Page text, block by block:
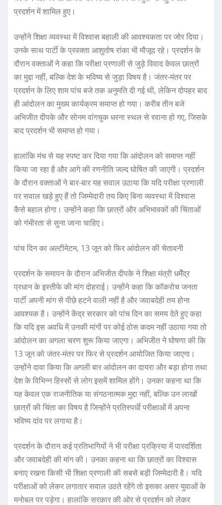
प्रदर्शन में शामिल हुए।
उन्होंने शिक्षा व्यवस्था में विश्वास बहाली की आवश्यकता पर जोर दिया।
उनके साथ पार्टी के प्रवक्ता आशुतोष रांका भी मौजूद रहे। प्रदर्शन के
दौरान वक्ताओं ने कहा कि परीक्षा प्रणाली से जुड़े विवाद केवल छात्रों
का मुद्दा नहीं, बल्कि देश के भविष्य से जुड़ा विषय है। जंतर-मंतर पर
प्रदर्शन के लिए शाम पांच बजे तक अनुमति दी गई थी, लेकिन दोपहर बाद
ही आंदोलन का मुख्य कार्यक्रम समाप्त हो गया। करीब तीन बजे
अभिजीत दीपके और सोनम वांगचुक धरना स्थल से रवाना हो गए, जिसके
बाद प्रदर्शन भी समाप्त हो गया।
हालांकि मंच से यह स्पष्ट कर दिया गया कि आंदोलन को समाप्त नहीं
किया जा रहा है और आगे की रणनीति जल्द घोषित की जाएगी। प्रदर्शन
के दौरान वक्ताओं ने बार-बार यह सवाल उठाया कि यदि परीक्षा प्रणाली
पर सवाल खड़े हुए हैं तो जिम्मेदारी तय किए बिना व्यवस्था में विश्वास
कैसे बहाल होगा। उन्होंने कहा कि छात्रों और अभिभावकों की चिंताओं
को गंभीरता से सुना जाना चाहिए।
पांच दिन का अल्टीमेटम, 13 जून को फिर आंदोलन की चेतावनी
प्रदर्शन के समापन के दौरान अभिजीत दीपके ने शिक्षा मंत्री धर्मेंद्र
प्रधान के इस्तीफे की मांग दोहराई। उन्होंने कहा कि कॉकरोच जनता
पार्टी अपनी मांग से पीछे हटने वाली नहीं है और जवाबदेही तय होना
आवश्यक है। उन्होंने केंद्र सरकार को पांच दिन का समय देते हुए कहा
कि यदि इस अवधि में उनकी मांगों पर कोई ठोस कदम नहीं उठाया गया तो
आंदोलन का अगला चरण शुरू किया जाएगा। अभिजीत ने घोषणा की कि
13 जून को जंतर-मंतर पर फिर से प्रदर्शन आयोजित किया जाएगा।
उन्होंने दावा किया कि अगली बार आंदोलन का दायरा और बड़ा होगा तथा
देश के विभिन्न हिस्सों से लोग इसमें शामिल होंगे। उनका कहना था कि
यह केवल एक राजनीतिक या संगठनात्मक मुद्दा नहीं, बल्कि उन लाखों
छात्रों की चिंता का विषय है जिन्होंने प्रतिस्पर्धी परीक्षाओं में अपना
भविष्य दांव पर लगाया है।
प्रदर्शन के दौरान कई प्रतिभागियों ने भी परीक्षा प्रक्रिया में पारदर्शिता
और जवाबदेही की मांग की। उनका कहना था कि छात्रों का विश्वास
बनाए रखना किसी भी शिक्षा प्रणाली की सबसे बड़ी जिम्मेदारी है। यदि
परीक्षाओं को लेकर लगातार सवाल उठते रहेंगे तो इसका असर युवाओं के
मनोबल पर पड़ेगा। हालांकि सरकार की ओर से प्रदर्शन को लेकर